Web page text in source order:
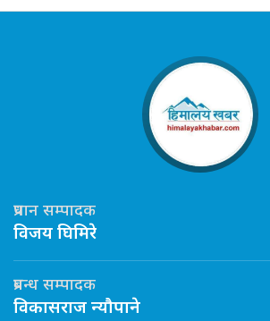
प्रधान सम्पादक
विजय घिमिरे
प्रबन्ध सम्पादक
विकासराज न्यौपाने